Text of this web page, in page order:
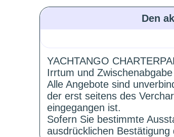
Den
YACHTANGO
Irrtum und
Alle Angebote sind
der erst seitens des
eingegangen ist.
Sofern Sie bestimmte
ausdrücklichen